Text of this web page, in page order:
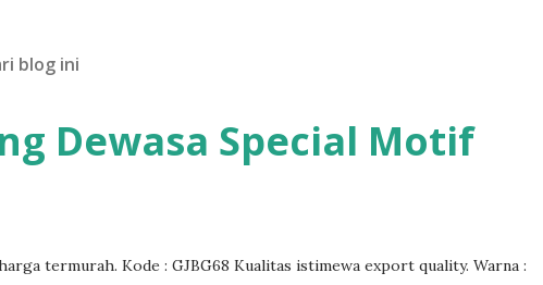
blog ini
Dewasa Special Motif
termurah. Kode : GJBG68 Kualitas istimewa export quality. Warna :